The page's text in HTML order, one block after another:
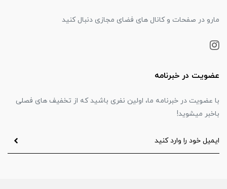
مارو در صفحات و کانال های فضای مجازی دنبال کنید
عضویت در خبرنامه
با عضویت در خبرنامه ما، اولین نفری باشید که از تخفیف های فصلی
باخبر میشوید!